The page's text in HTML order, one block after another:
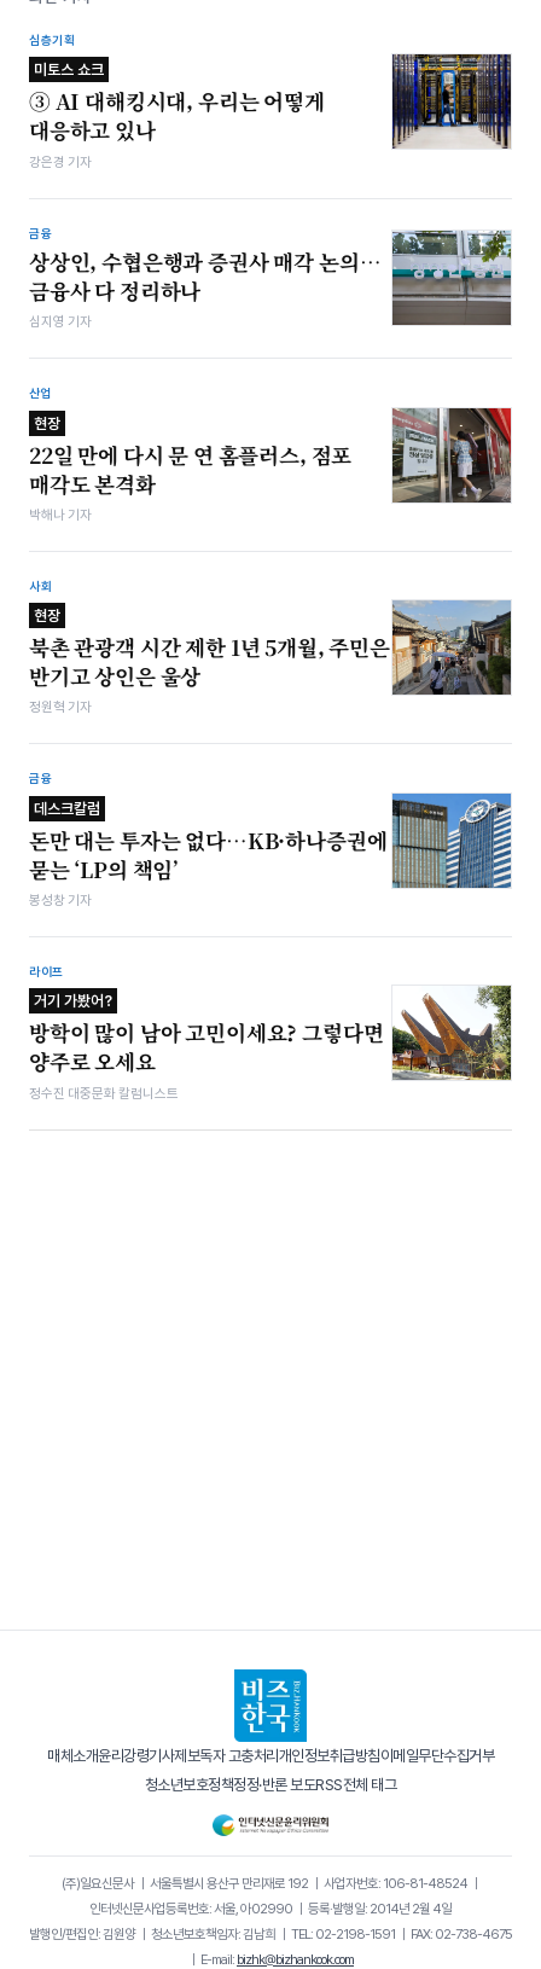
심층기획
미토스 쇼크
③ AI 대해킹시대, 우리는 어떻게
대응하고 있나
강은경 기자
금융
상상인, 수협은행과 증권사 매각 논의…
금융사 다 정리하나
심지영 기자
산업
현장
22일 만에 다시 문 연 홈플러스, 점포
매각도 본격화
박해나 기자
사회
현장
북촌 관광객 시간 제한 1년 5개월, 주민은
반기고 상인은 울상
정원혁 기자
금융
데스크칼럼
돈만 대는 투자는 없다…KB·하나증권에
묻는 ‘LP의 책임’
봉성창 기자
라이프
거기 가봤어?
방학이 많이 남아 고민이세요? 그렇다면
양주로 오세요
정수진 대중문화 칼럼니스트
매체소개윤리강령기사제보독자 고충처리개인정보취급방침이메일무단수집거부
청소년보호정책정정·반론 보도RSS전체 태그
(주)일요신문사｜ 서울특별시 용산구 만리재로 192｜ 사업자번호: 106-81-48524｜
인터넷신문사업등록번호: 서울, 아02990
등록·발행일: 2014년 2월 4일
발행인/편집인: 김원양｜ 청소년보호책임자: 김남희 TEL: 02-2198-1591
FAX: 02-738-4675
E-mail: bizhk@bizhankook.com